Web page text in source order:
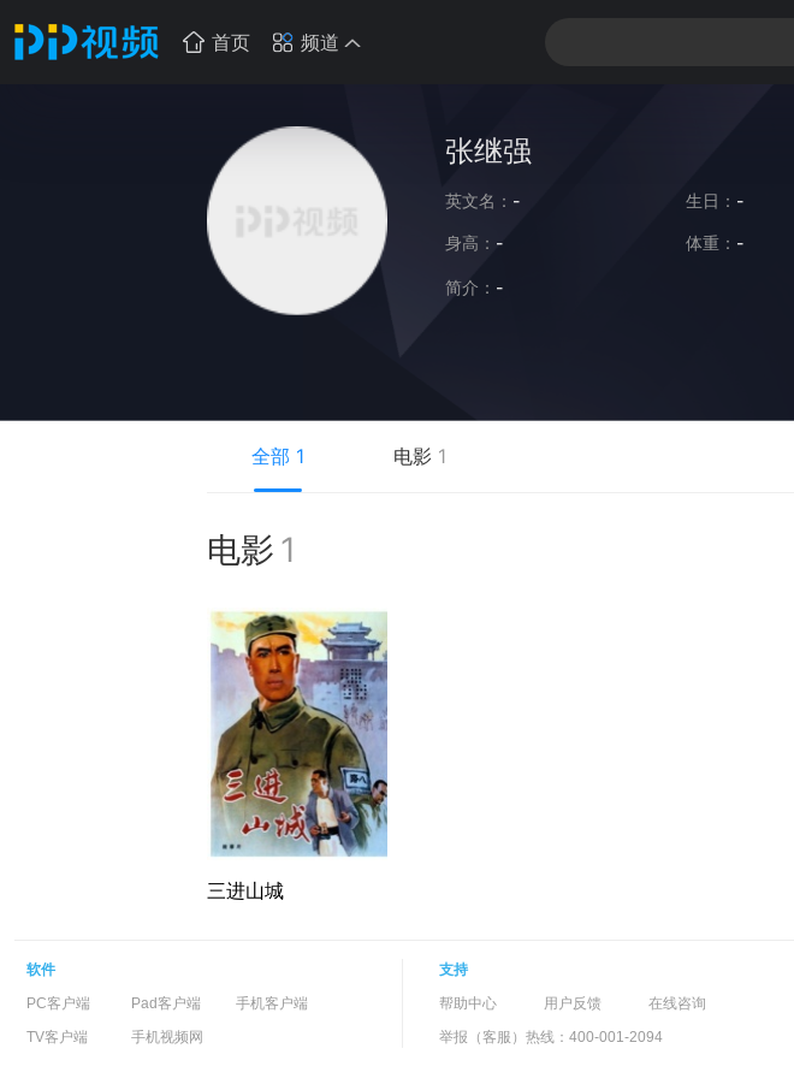
首页 频道
张继强
英文名： - 生日： -
身高： - 体重： -
简介： -
全部 1 电影 1
电影 1
三进山城
软件
PC客户端
Pad客户端
手机客户端
TV客户端
手机视频网
支持
帮助中心
用户反馈
在线咨询
举报（客服）热线：400-001-2094